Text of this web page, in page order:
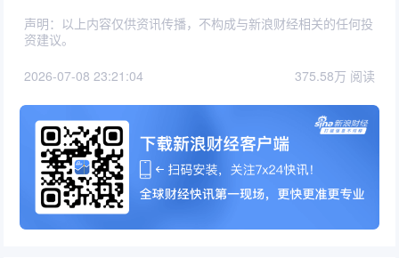
声明：以上内容仅供资讯传播，不构成与新浪财经相关的任何投
资建议。
2026-07-08 23:21:04 375.58万 阅读